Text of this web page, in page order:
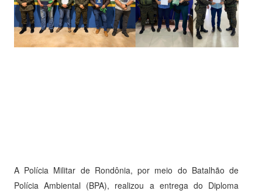
A Polícia Militar de Rondônia, por meio do Batalhão de
Polícia Ambiental (BPA), realizou a entrega do Diploma